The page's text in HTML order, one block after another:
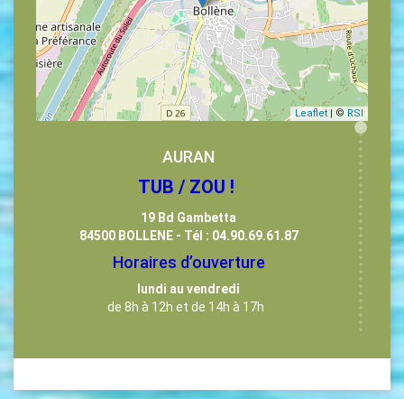
Leaflet | © RSI
AURAN
TUB / ZOU !
19 Bd Gambetta
84500 BOLLENE - Tél : 04.90.69.61.87
Horaires d’ouverture
lundi au vendredi
de 8h à 12h et de 14h à 17h